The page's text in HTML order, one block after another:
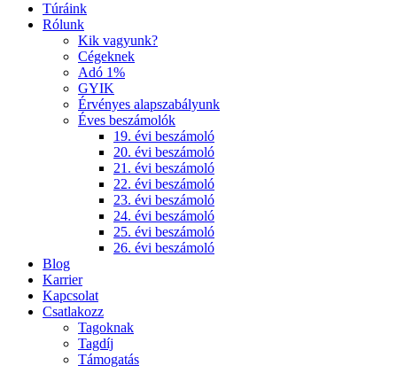
Túráink
Rólunk
Kik vagyunk?
Cégeknek
Adó 1%
GYIK
Érvényes alapszabályunk
Éves beszámolók
19. évi beszámoló
20. évi beszámoló
21. évi beszámoló
22. évi beszámoló
23. évi beszámoló
24. évi beszámoló
25. évi beszámoló
26. évi beszámoló
Blog
Karrier
Kapcsolat
Csatlakozz
Tagoknak
Tagdíj
Támogatás